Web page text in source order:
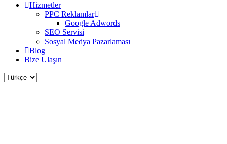
Hizmetler
PPC Reklamlar
Google Adwords
SEO Servisi
Sosyal Medya Pazarlaması
Blog
Bize Ulaşın